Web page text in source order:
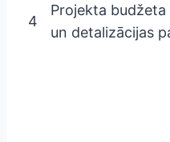
4
Projekta
un detalizācijas